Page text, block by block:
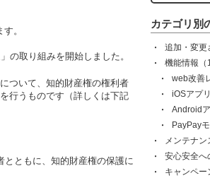
。
の取り組みを開始しました。
ついて、知的財産権の権利者
行うものです（詳しくは下記
ともに、知的財産権の保護に
カテゴリ別
追加・変更
機能情報
web改善
iOSアプ
Android
PayPay
メンテナ
安心安全へ
キャンペー